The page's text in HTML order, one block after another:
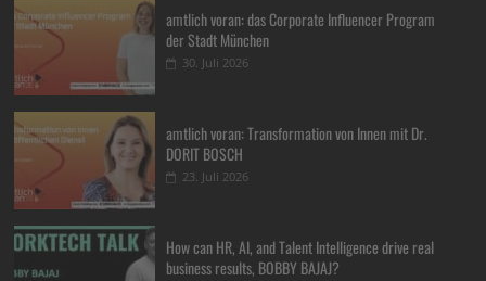
amtlich voran: das Corporate Influencer Program
der Stadt München
30. Juli 2026
amtlich voran: Transformation von Innen mit Dr.
DORIT BOSCH
23. Juli 2026
How can HR, AI, and Talent Intelligence drive real
business results, BOBBY BAJAJ?